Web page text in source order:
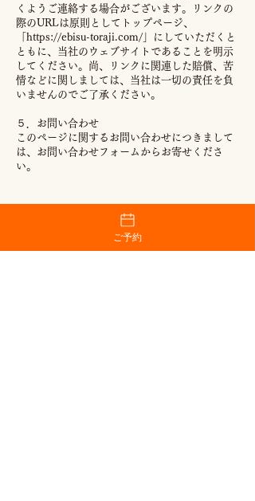
くようご連絡する場合がございます。リンクの
際のURLは原則としてトップページ、
https://ebisu-toraji.com/」にしていただくと
ともに、当社のウェブサイトであることを明示
してください。尚、リンクに関連した賠償、苦
情などに関しましては、当社は一切の責任を負
いませんのでご了承ください。
５．お問い合わせ
このページに関するお問い合わせにつきまして
は、お問い合わせフォームからお寄せくださ
い。
ご予約